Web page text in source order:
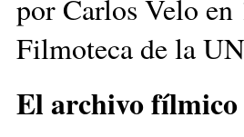
por Carlos Velo en
Filmoteca de la
El archivo fílmico